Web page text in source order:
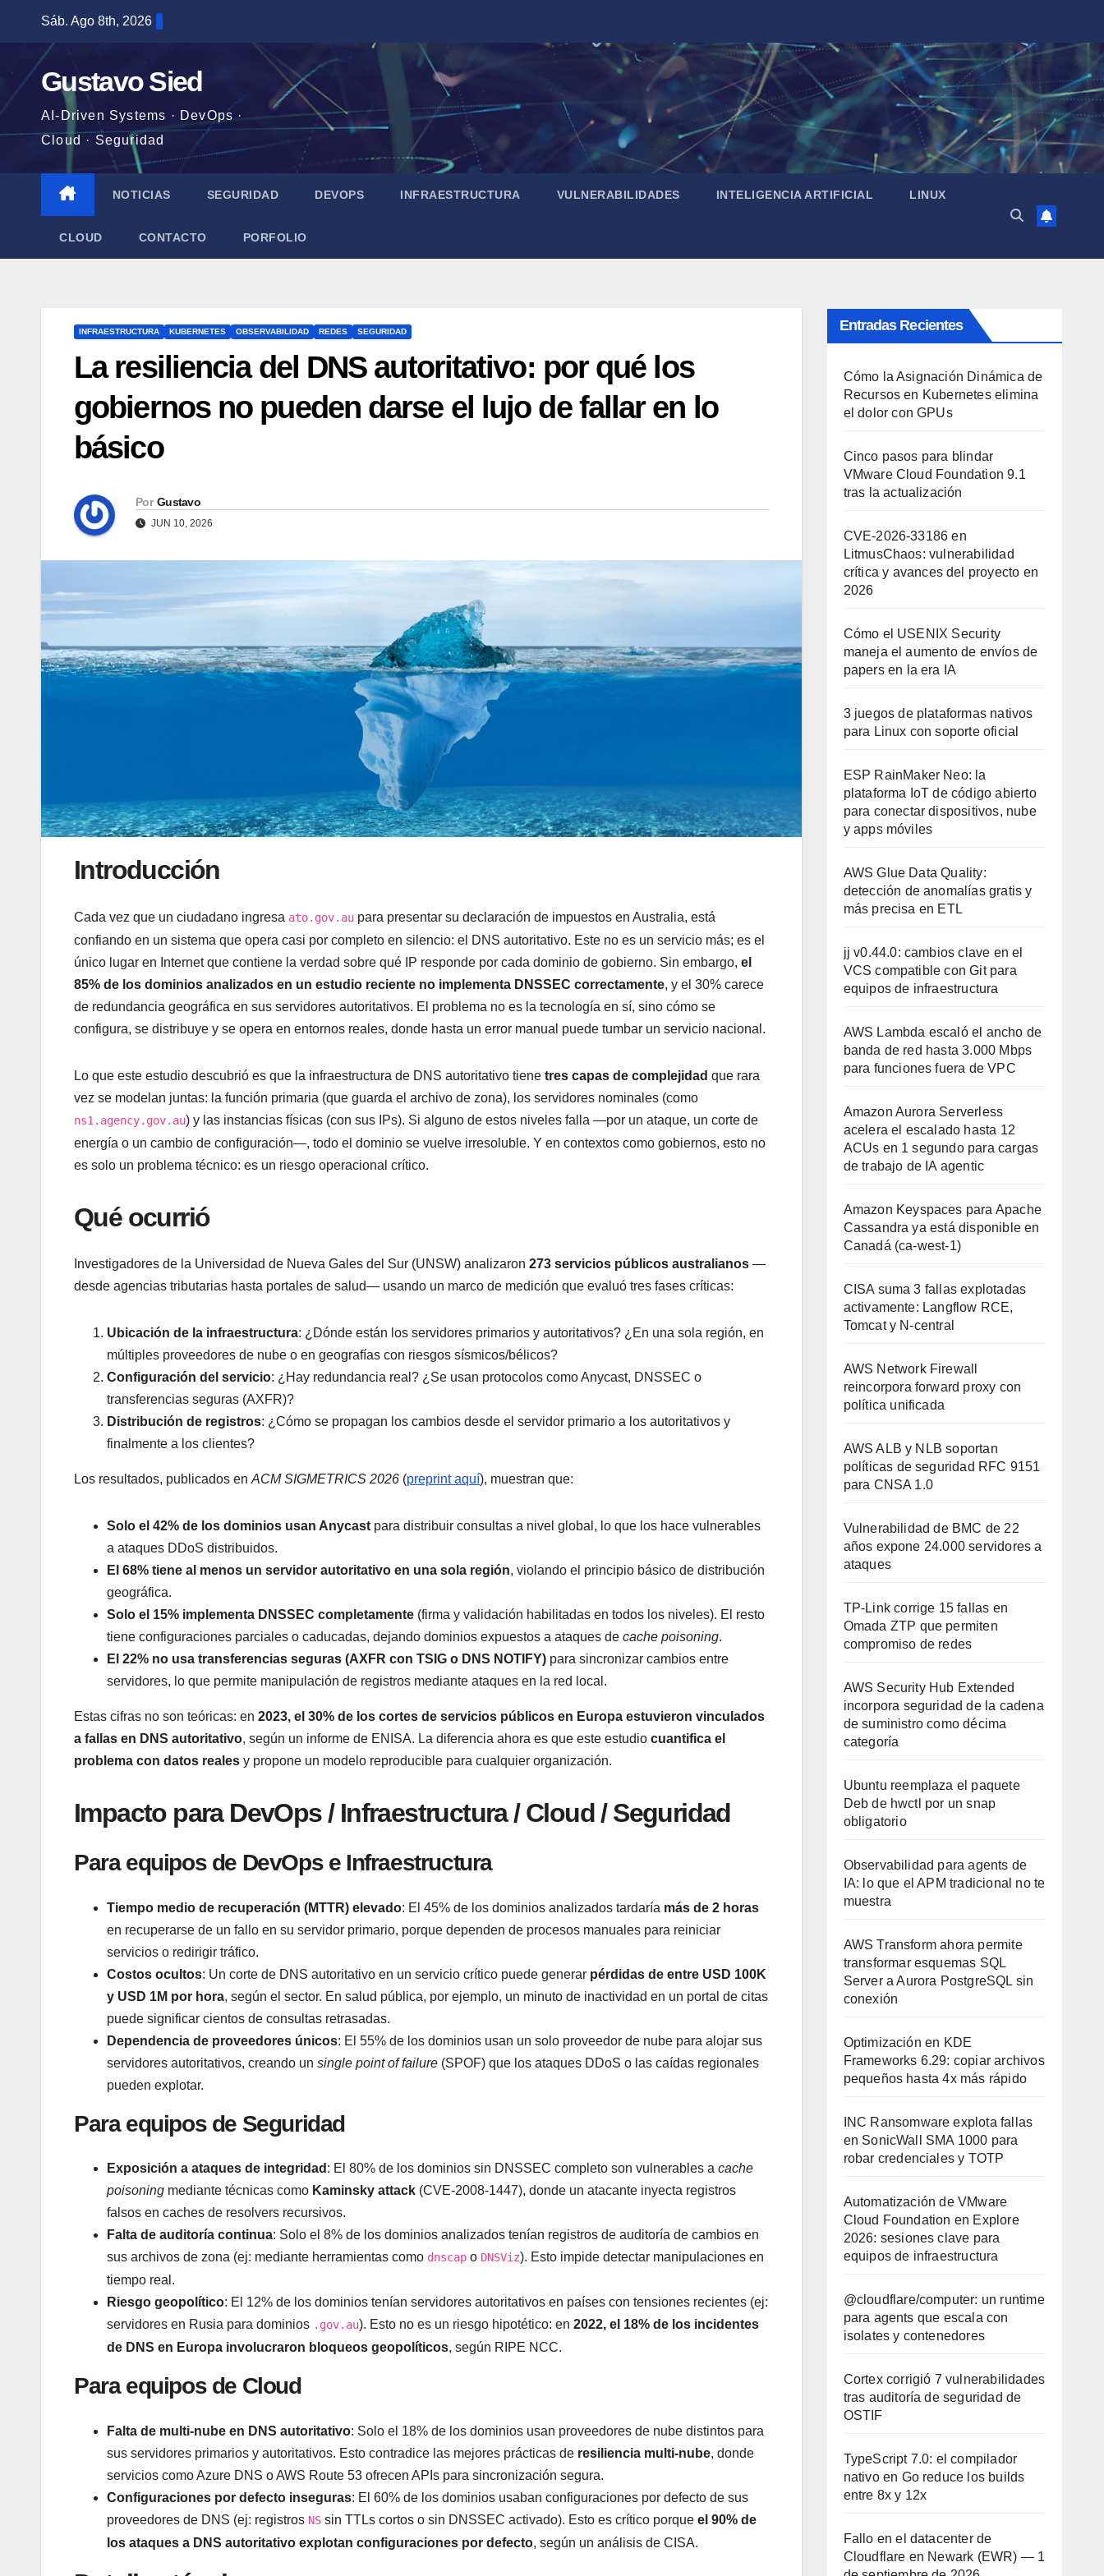
contenido
Sáb. Ago 8th, 2026
Gustavo Sied
AI-Driven Systems · DevOps ·
Cloud · Seguridad
NOTICIAS SEGURIDAD DEVOPS INFRAESTRUCTURA VULNERABILIDADES INTELIGENCIA ARTIFICIAL LINUX
CLOUD CONTACTO PORFOLIO
INFRAESTRUCTURA KUBERNETES OBSERVABILIDAD REDES SEGURIDAD
La resiliencia del DNS autoritativo: por qué los
gobiernos no pueden darse el lujo de fallar en lo
básico
Por Gustavo
JUN 10, 2026
Introducción
Cada vez que un ciudadano ingresa ato.gov.au para presentar su declaración de impuestos en Australia, está
confiando en un sistema que opera casi por completo en silencio: el DNS autoritativo. Este no es un servicio más; es el
único lugar en Internet que contiene la verdad sobre qué IP responde por cada dominio de gobierno. Sin embargo, el
85% de los dominios analizados en un estudio reciente no implementa DNSSEC correctamente, y el 30% carece
de redundancia geográfica en sus servidores autoritativos. El problema no es la tecnología en sí, sino cómo se
configura, se distribuye y se opera en entornos reales, donde hasta un error manual puede tumbar un servicio nacional.
Lo que este estudio descubrió es que la infraestructura de DNS autoritativo tiene tres capas de complejidad que rara
vez se modelan juntas: la función primaria (que guarda el archivo de zona), los servidores nominales (como
ns1.agency.gov.au) y las instancias físicas (con sus IPs). Si alguno de estos niveles falla —por un ataque, un corte de
energía o un cambio de configuración—, todo el dominio se vuelve irresoluble. Y en contextos como gobiernos, esto no
es solo un problema técnico: es un riesgo operacional crítico.
Qué ocurrió
Investigadores de la Universidad de Nueva Gales del Sur (UNSW) analizaron 273 servicios públicos australianos —
desde agencias tributarias hasta portales de salud— usando un marco de medición que evaluó tres fases críticas:
Ubicación de la infraestructura: ¿Dónde están los servidores primarios y autoritativos? ¿En una sola región, en
múltiples proveedores de nube o en geografías con riesgos sísmicos/bélicos?
Configuración del servicio: ¿Hay redundancia real? ¿Se usan protocolos como Anycast, DNSSEC o
transferencias seguras (AXFR)?
Distribución de registros: ¿Cómo se propagan los cambios desde el servidor primario a los autoritativos y
finalmente a los clientes?
Los resultados, publicados en ACM SIGMETRICS 2026 (preprint aquí), muestran que:
Solo el 42% de los dominios usan Anycast para distribuir consultas a nivel global, lo que los hace vulnerables
a ataques DDoS distribuidos.
El 68% tiene al menos un servidor autoritativo en una sola región, violando el principio básico de distribución
geográfica.
Solo el 15% implementa DNSSEC completamente (firma y validación habilitadas en todos los niveles). El resto
tiene configuraciones parciales o caducadas, dejando dominios expuestos a ataques de cache poisoning.
El 22% no usa transferencias seguras (AXFR con TSIG o DNS NOTIFY) para sincronizar cambios entre
servidores, lo que permite manipulación de registros mediante ataques en la red local.
Estas cifras no son teóricas: en 2023, el 30% de los cortes de servicios públicos en Europa estuvieron vinculados
a fallas en DNS autoritativo, según un informe de ENISA. La diferencia ahora es que este estudio cuantifica el
problema con datos reales y propone un modelo reproducible para cualquier organización.
Impacto para DevOps / Infraestructura / Cloud / Seguridad
Para equipos de DevOps e Infraestructura
Tiempo medio de recuperación (MTTR) elevado: El 45% de los dominios analizados tardaría más de 2 horas
en recuperarse de un fallo en su servidor primario, porque dependen de procesos manuales para reiniciar
servicios o redirigir tráfico.
Costos ocultos: Un corte de DNS autoritativo en un servicio crítico puede generar pérdidas de entre USD 100K
y USD 1M por hora, según el sector. En salud pública, por ejemplo, un minuto de inactividad en un portal de citas
puede significar cientos de consultas retrasadas.
Dependencia de proveedores únicos: El 55% de los dominios usan un solo proveedor de nube para alojar sus
servidores autoritativos, creando un single point of failure (SPOF) que los ataques DDoS o las caídas regionales
pueden explotar.
Para equipos de Seguridad
Exposición a ataques de integridad : El 80% de los dominios sin DNSSEC completo son vulnerables a cache
poisoning mediante técnicas como Kaminsky attack (CVE-2008-1447), donde un atacante inyecta registros
falsos en caches de resolvers recursivos.
Falta de auditoría continua: Solo el 8% de los dominios analizados tenían registros de auditoría de cambios en
sus archivos de zona (ej: mediante herramientas como dnscap o DNSViz). Esto impide detectar manipulaciones en
tiempo real.
Riesgo geopolítico: El 12% de los dominios tenían servidores autoritativos en países con tensiones recientes (ej:
servidores en Rusia para dominios .gov.au). Esto no es un riesgo hipotético: en 2022, el 18% de los incidentes
de DNS en Europa involucraron bloqueos geopolíticos, según RIPE NCC.
Para equipos de Cloud
Falta de multi-nube en DNS autoritativo: Solo el 18% de los dominios usan proveedores de nube distintos para
sus servidores primarios y autoritativos. Esto contradice las mejores prácticas de resiliencia multi-nube, donde
servicios como Azure DNS o AWS Route 53 ofrecen APIs para sincronización segura.
Configuraciones por defecto inseguras: El 60% de los dominios usaban configuraciones por defecto de sus
proveedores de DNS (ej: registros NS sin TTLs cortos o sin DNSSEC activado). Esto es crítico porque el 90% de
los ataques a DNS autoritativo explotan configuraciones por defecto, según un análisis de CISA.
Entradas Recientes
Cómo la Asignación Dinámica de
Recursos en Kubernetes elimina
el dolor con GPUs
Cinco pasos para blindar
VMware Cloud Foundation 9.1
tras la actualización
CVE-2026-33186 en
LitmusChaos: vulnerabilidad
crítica y avances del proyecto en
2026
Cómo el USENIX Security
maneja el aumento de envíos de
papers en la era IA
3 juegos de plataformas nativos
para Linux con soporte oficial
ESP RainMaker Neo: la
plataforma IoT de código abierto
para conectar dispositivos, nube
y apps móviles
AWS Glue Data Quality:
detección de anomalías gratis y
más precisa en ETL
jj v0.44.0: cambios clave en el
VCS compatible con Git para
equipos de infraestructura
AWS Lambda escaló el ancho de
banda de red hasta 3.000 Mbps
para funciones fuera de VPC
Amazon Aurora Serverless
acelera el escalado hasta 12
ACUs en 1 segundo para cargas
de trabajo de IA agentic
Amazon Keyspaces para Apache
Cassandra ya está disponible en
Canadá (ca-west-1)
CISA suma 3 fallas explotadas
activamente: Langflow RCE,
Tomcat y N-central
AWS Network Firewall
reincorpora forward proxy con
política unificada
AWS ALB y NLB soportan
políticas de seguridad RFC 9151
para CNSA 1.0
Vulnerabilidad de BMC de 22
años expone 24.000 servidores a
ataques
TP-Link corrige 15 fallas en
Omada ZTP que permiten
compromiso de redes
AWS Security Hub Extended
incorpora seguridad de la cadena
de suministro como décima
categoría
Ubuntu reemplaza el paquete
Deb de hwctl por un snap
obligatorio
Observabilidad para agents de
IA: lo que el APM tradicional no te
muestra
AWS Transform ahora permite
transformar esquemas SQL
Server a Aurora PostgreSQL sin
conexión
Optimización en KDE
Frameworks 6.29: copiar archivos
pequeños hasta 4x más rápido
INC Ransomware explota fallas
en SonicWall SMA 1000 para
robar credenciales y TOTP
Automatización de VMware
Cloud Foundation en Explore
2026: sesiones clave para
equipos de infraestructura
@cloudflare/computer: un runtime
para agents que escala con
isolates y contenedores
Cortex corrigió 7 vulnerabilidades
tras auditoría de seguridad de
OSTIF
TypeScript 7.0: el compilador
nativo en Go reduce los builds
entre 8x y 12x
Fallo en el datacenter de
Cloudflare en Newark (EWR) — 1